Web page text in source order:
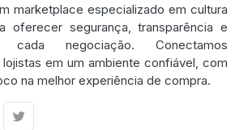
marketplace especializado em cultura
oferecer segurança, transparência e
cada negociação. Conectamos